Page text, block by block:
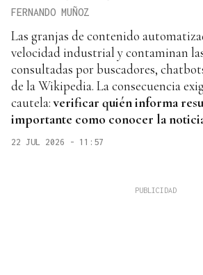
FERNANDO MUÑOZ
Las granjas de contenido
velocidad industrial y contaminan
consultadas por buscadores,
de la Wikipedia. La consecuencia
cautela:verificar quién informa
importante como conocer la
22 JUL 2026 - 11:57